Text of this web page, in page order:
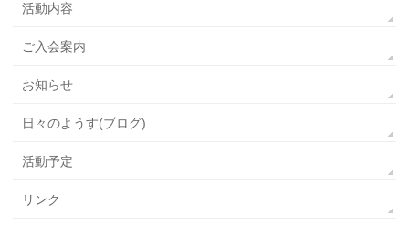
活動内容
ご入会案内
お知らせ
日々のようす(ブログ)
活動予定
リンク